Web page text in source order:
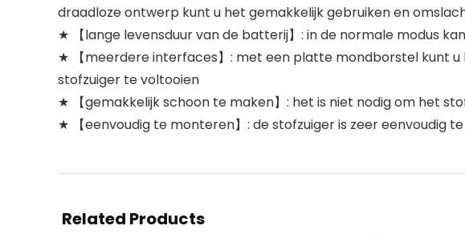
draadloze ontwerp kunt u het gemakkelijk gebruiken en
★ 【lange levensduur van de batterij】: in de normale modus
★ 【meerdere interfaces】: met een platte mondborstel kunt
stofzuiger te voltooien
★ 【gemakkelijk schoon te maken】: het is niet nodig om het
★ 【eenvoudig te monteren】: de stofzuiger is zeer eenvoudig
Related Products